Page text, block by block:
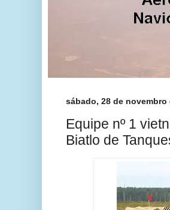
sábado, 28 de novembro
Equipe nº 1
Biatlo de